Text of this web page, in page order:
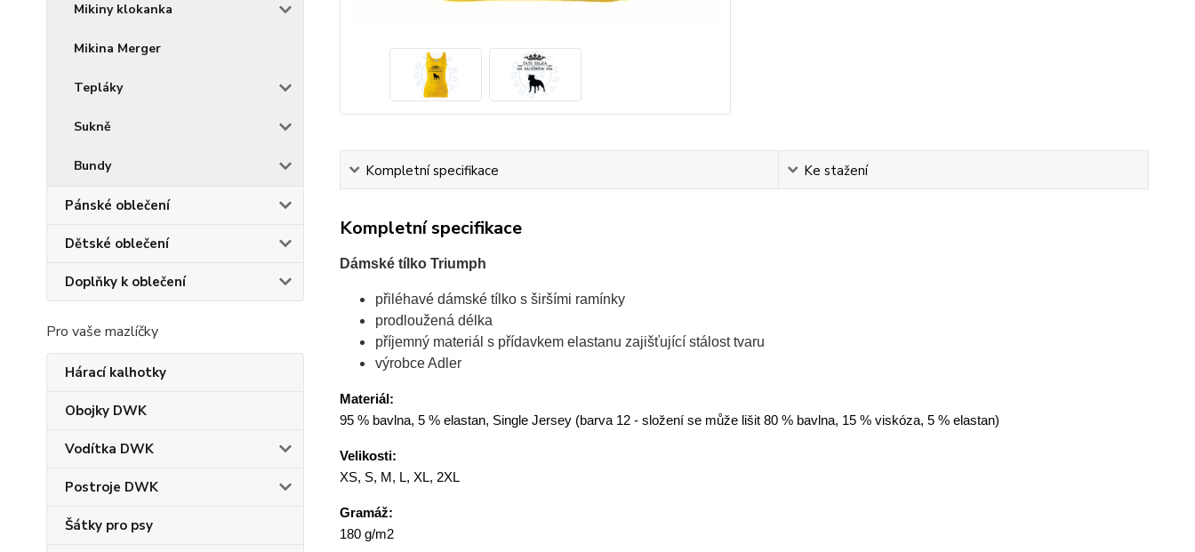
Mikiny klokanka
Mikina Merger
Tepláky
Sukně
Bundy
Pánské oblečení
Dětské oblečení
Doplňky k oblečení
Pro vaše mazlíčky
Hárací kalhotky
Obojky DWK
Vodítka DWK
Postroje DWK
Šátky pro psy
Kompletní specifikace Ke stažení
Kompletní specifikace
Dámské tílko Triumph
přiléhavé dámské tílko s širšími ramínky
prodloužená délka
příjemný materiál s přídavkem elastanu zajišťující stálost tvaru
výrobce Adler
Materiál:
95 % bavlna, 5 % elastan, Single Jersey (barva 12 - složení se může lišit 80 % bavlna, 15 % viskóza, 5 % elastan)
Velikosti:
XS, S, M, L, XL, 2XL
Gramáž:
180 g/m2